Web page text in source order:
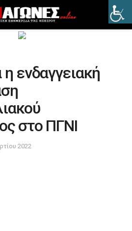
ενδαγγειακή
στο ΠΓΝΙ
2022